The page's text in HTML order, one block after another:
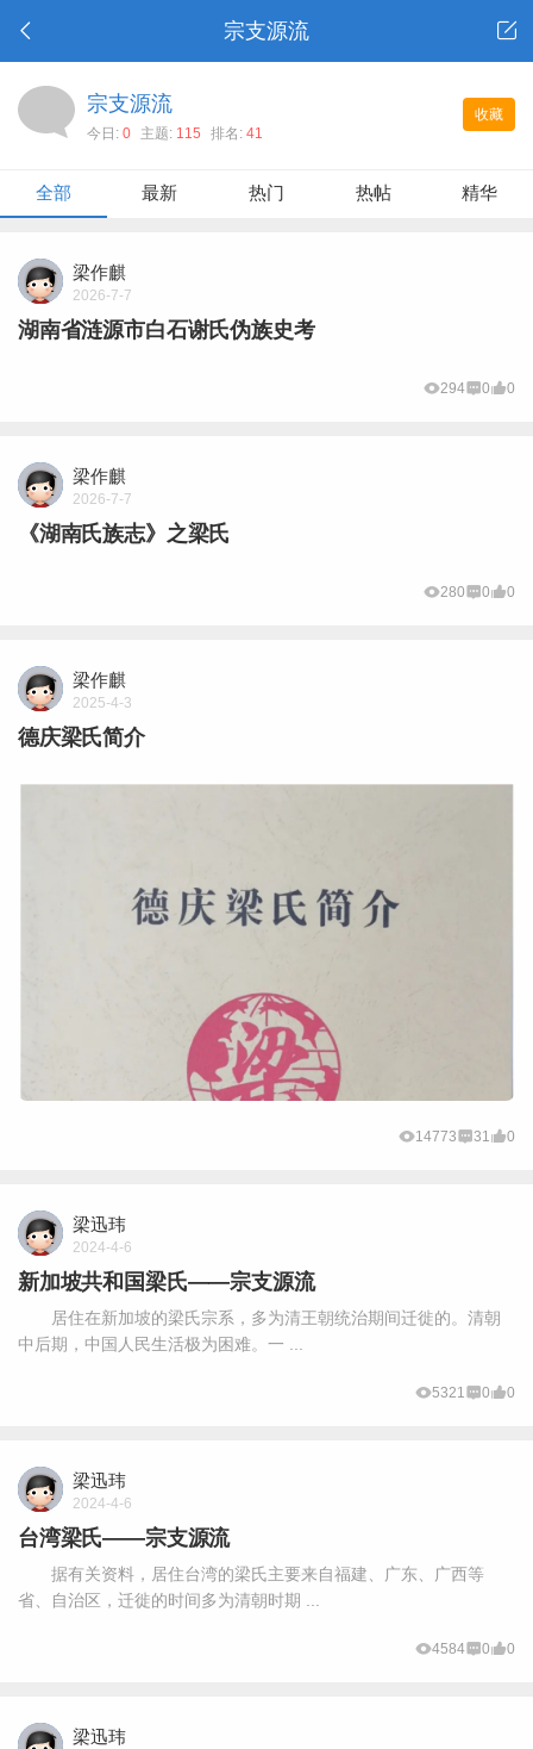
宗支源流
收藏
宗支源流
今日: 0 主题: 115 排名: 41
全部 最新 热门 热帖 精华
梁作麒
2026-7-7
湖南省涟源市白石谢氏伪族史考
294 0 0
梁作麒
2026-7-7
《湖南氏族志》之梁氏
280 0 0
梁作麒
2025-4-3
德庆梁氏简介
14773 31 0
梁迅玮
2024-4-6
新加坡共和国梁氏——宗支源流
居住在新加坡的梁氏宗系，多为清王朝统治期间迁徙的。清朝
中后期，中国人民生活极为困难。一 ...
5321 0 0
梁迅玮
2024-4-6
台湾梁氏——宗支源流
据有关资料，居住台湾的梁氏主要来自福建、广东、广西等
省、自治区，迁徙的时间多为清朝时期 ...
4584 0 0
梁迅玮